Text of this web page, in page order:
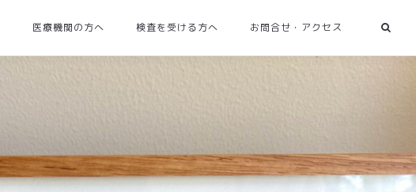
医療機関の方へ 検査を受ける方へ お問合せ・アクセス